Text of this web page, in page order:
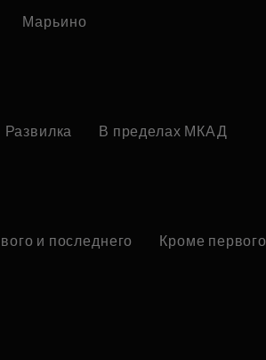
Марьино
Развилка В пределах МКАД
и последнего Кроме первого